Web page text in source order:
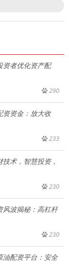
资者优化资产配
290
资资金：放大收
233
术，智慧投资，
230
风波揭秘：高杠杆
230
油配资平台：安全